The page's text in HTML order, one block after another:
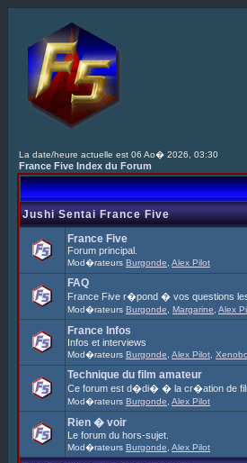
La date/heure actuelle est 06 Ao� 2026, 03:30
France Five Index du Forum
Jushi Sentai France Five
France Five
Forum principal.
Mod�rateurs Burgonde Alex Pilot
FAQ
France Five r�pond � vos questions
Mod�rateurs Burgonde Margarine Alex
France Infos
Infos et interviews
Mod�rateurs Burgonde Alex Pilot
Technique du film amateur
Ce forum est d�di� � la cr�ation de
Mod�rateurs Burgonde Alex Pilot
Rien � voir
Le forum du hors-sujet.
Mod�rateurs Burgonde Alex Pilot